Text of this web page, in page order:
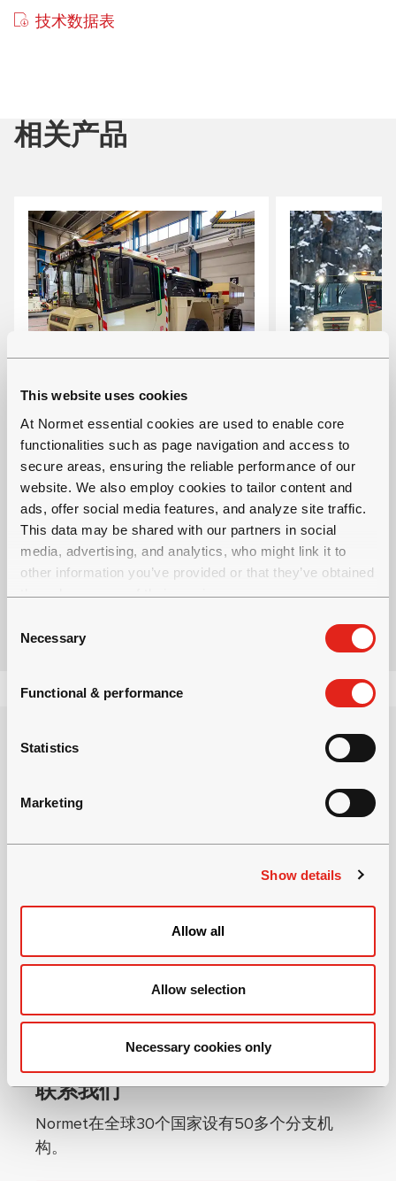
This website uses cookies
At Normet essential cookies are used to enable core
functionalities such as page navigation and access to
secure areas, ensuring the reliable performance of our
website. We also employ cookies to tailor content and
ads, offer social media features, and analyze site traffic.
This data may be shared with our partners in social
media, advertising, and analytics, who might link it to
other information you’ve provided or that they’ve obtained
through your use of their services.
Necessary
Functional & performance
Statistics
Marketing
Show details
Allow all
Allow selection
Necessary cookies only
技术数据表
相关产品
MULTIMEC LF 100
多功能服務車產品
运载能力： 10 000 千克
曳引高度：2.5 米（某些盒
式磁带更高）
带可更换盒
电多功能载
运载能力：
曳引高度：
式磁带更高
成为地下作业专家
我们帮助我们的采矿和隧道合作伙伴不断改进
他们的流程，专注于安全性，生产力和可持续
订阅最新活动信息
联系我们
Normet在全球30个国家设有50多个分支机
构。